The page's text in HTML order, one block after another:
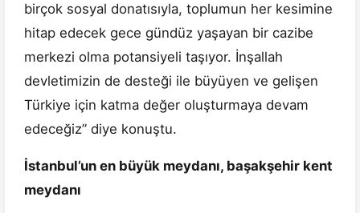
birçok sosyal donatısıyla, toplumun her kesimine
hitap edecek gece gündüz yaşayan bir cazibe
merkezi olma potansiyeli taşıyor. İnşallah
devletimizin de desteği ile büyüyen ve gelişen
Türkiye için katma değer oluşturmaya devam
edeceğiz” diye konuştu.
İstanbul’un en büyük meydanı, başakşehir kent
meydanı